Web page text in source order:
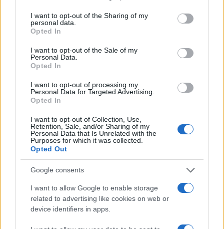
not limited to your visit or usage behaviour. You may click to
grant or deny consent to Google and its third-party tags to
use your data for below specified purposes in below Google
consent section.
I want to opt-out of the Sharing of my
personal data.
Opted In
I want to opt-out of the Sale of my
Personal Data.
Opted In
I want to opt-out of processing my
Personal Data for Targeted Advertising.
Opted In
I want to opt-out of Collection, Use,
Retention, Sale, and/or Sharing of my
Personal Data that Is Unrelated with the
Purposes for which it was collected.
Opted Out
Google consents
I want to allow Google to enable storage
related to advertising like cookies on web or
device identifiers in apps.
Σχόλια
Σχολίασε εδώ
Ινδία και τα απειλητικά
μηνύματα